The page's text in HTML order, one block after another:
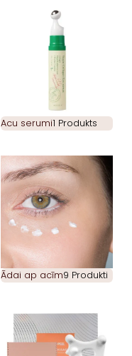
Acu serumi1 Produkts
Ādai ap acīm9 Produkti